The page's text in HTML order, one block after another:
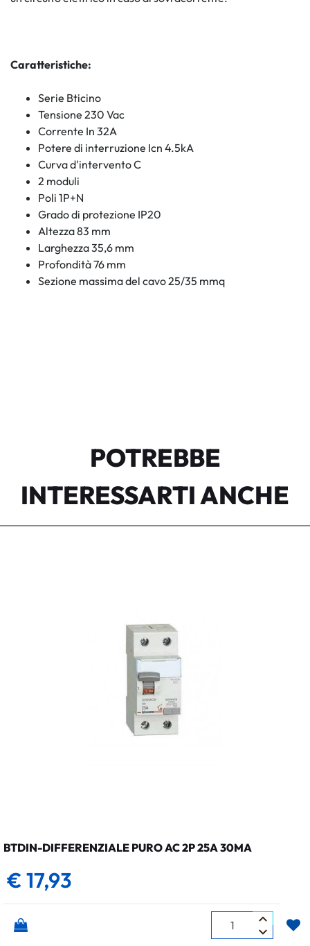
Caratteristiche:
Serie Bticino
Tensione 230 Vac
Corrente In 32A
Potere di interruzione Icn 4.5kA
Curva d'intervento C
2 moduli
Poli 1P+N
Grado di protezione IP20
Altezza 83 mm
Larghezza 35,6 mm
Profondità 76 mm
Sezione massima del cavo 25/35 mmq
POTREBBE
INTERESSARTI ANCHE
BTDIN-DIFFERENZIALE PURO AC 2P 25A 30MA
€ 17,93
Quantità